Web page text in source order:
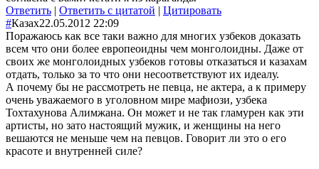
Ответить | Ответить с цитатой | Цитировать
#Казах22.05.2012 22:09
Поражаюсь как все таки важно для многих узбеков доказать
всем что они более европеоидны чем монголоидны. Даже от
своих же монголоидных узбеков готовы отказаться и казахам
отдать, только за то что они несоответствуют их идеалу.
А почему бы не рассмотреть не певца, не актера, а к примеру
очень уважаемого в уголовном мире мафиози, узбека
Тохтахунова Алимжана. Он может и не так гламурен как эти
артисты, но зато настоящий мужик, и женщины на него
вешаются не меньше чем на певцов. Говорит ли это о его
красоте и внутренней силе?